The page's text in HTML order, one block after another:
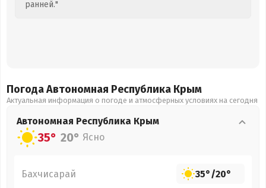
ранней."
Погода Автономная Республика Крым
Актуальная информация о погоде и атмосферных условиях на сегодня
Автономная Республика Крым
35° 20° Ясно
Бахчисарай 35°/20°